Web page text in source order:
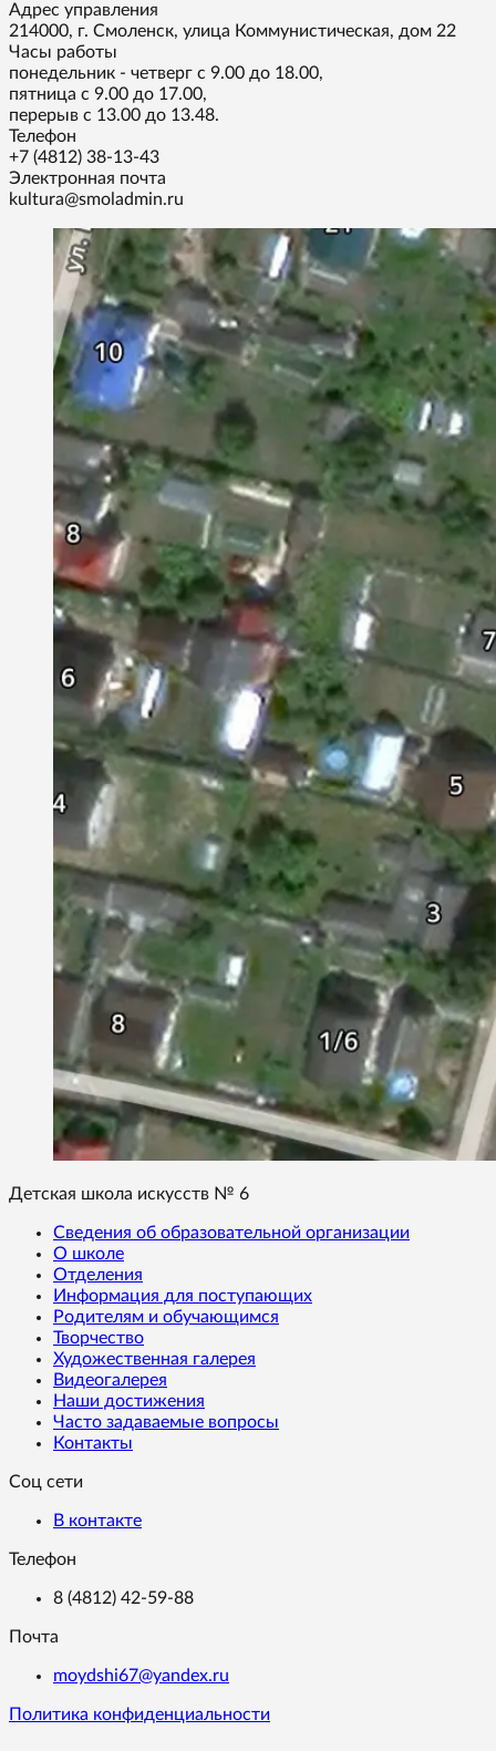
Адрес управления
214000, г. Смоленск, улица Коммунистическая, дом 22
Часы работы
понедельник - четверг с 9.00 до 18.00,
пятница с 9.00 до 17.00,
перерыв с 13.00 до 13.48.
Телефон
+7 (4812) 38-13-43
Электронная почта
kultura@smoladmin.ru
Детская школа искусств № 6
Сведения об образовательной организации
О школе
Отделения
Информация для поступающих
Родителям и обучающимся
Творчество
Художественная галерея
Видеогалерея
Наши достижения
Часто задаваемые вопросы
Контакты
Соц сети
В контакте
Телефон
8 (4812) 42-59-88
Почта
moydshi67@yandex.ru
Политика конфиденциальности